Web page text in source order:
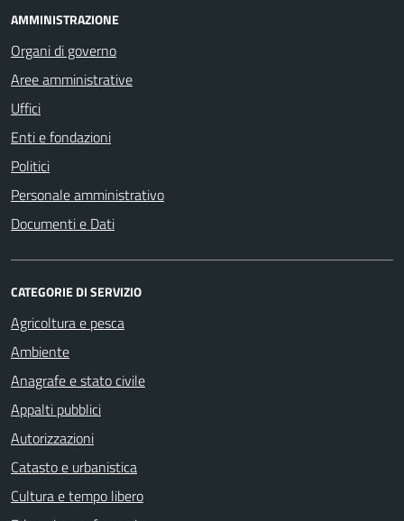
AMMINISTRAZIONE
Organi di governo
Aree amministrative
Uffici
Enti e fondazioni
Politici
Personale amministrativo
Documenti e Dati
CATEGORIE DI SERVIZIO
Agricoltura e pesca
Ambiente
Anagrafe e stato civile
Appalti pubblici
Autorizzazioni
Catasto e urbanistica
Cultura e tempo libero